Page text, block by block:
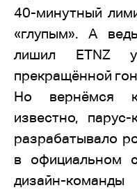
40-минутный
«глупым». А
лишил ETNZ
прекращённой
Но вернёмся
известно,
разрабатывало
в официальном
дизайн-